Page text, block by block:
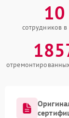
10
сотрудников в